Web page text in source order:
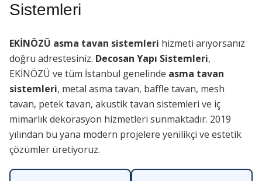
Sistemleri
EKİNÖZÜ asma tavan sistemleri hizmeti arıyorsanız
doğru adrestesiniz. Decosan Yapı Sistemleri,
EKİNÖZÜ ve tüm İstanbul genelinde asma tavan
sistemleri, metal asma tavan, baffle tavan, mesh
tavan, petek tavan, akustik tavan sistemleri ve iç
mimarlık dekorasyon hizmetleri sunmaktadır. 2019
yılından bu yana modern projelere yenilikçi ve estetik
çözümler üretiyoruz.